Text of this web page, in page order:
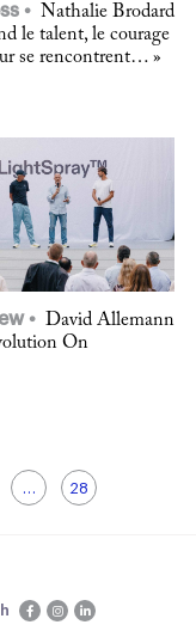
Nathalie Brodard
le talent, le courage
se rencontrent… »
David Allemann
On
… 28